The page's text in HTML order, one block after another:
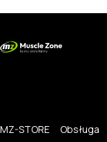
MZ-STORE Obsługa